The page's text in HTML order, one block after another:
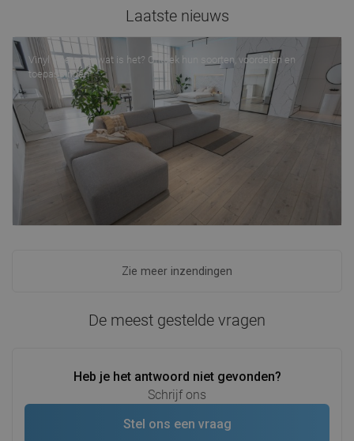
Laatste nieuws
Vinyl vloeren — wat is het? Ontdek hun soorten, voordelen en
toepassingen
Zie meer inzendingen
De meest gestelde vragen
Heb je het antwoord niet gevonden?
Schrijf ons
Stel ons een vraag